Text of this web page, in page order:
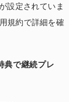
設定されていま
規約で詳細を確
典で継続プレ